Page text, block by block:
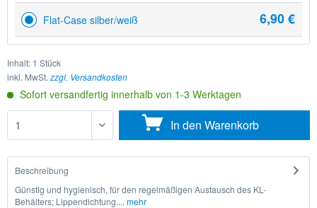
Flat-Case silber/weiß 6,90 €
Inhalt: 1 Stück
inkl. MwSt. zzgl. Versandkosten
Sofort versandfertig innerhalb von 1-3 Werktagen
In den Warenkorb
Beschreibung
Günstig und hygienisch, für den regelmäßigen Austausch des KL-
Behälters; Lippendichtung.... mehr